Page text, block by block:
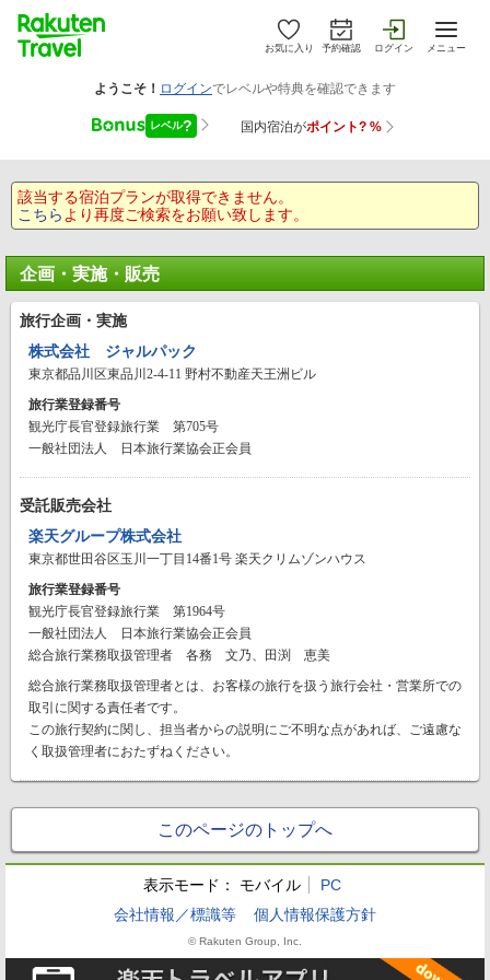
お気に入り 予約確認 ログイン メニュー
該当する宿泊プランが取得できません。
こちら より再度ご検索をお願い致します。
企画・実施・販売
旅行企画・実施
株式会社 ジャルパック
東京都品川区東品川2-4-11 野村不動産天王洲ビル
旅行業登録番号
観光庁長官登録旅行業 第705号
一般社団法人 日本旅行業協会正会員
受託販売会社
楽天グループ株式会社
東京都世田谷区玉川一丁目14番1号 楽天クリムゾンハウス
旅行業登録番号
観光庁長官登録旅行業 第1964号
一般社団法人 日本旅行業協会正会員
総合旅行業務取扱管理者 各務 文乃、田渕 恵美
総合旅行業務取扱管理者とは、お客様の旅行を扱う旅行会社・営業所での
取引に関する責任者です。
この旅行契約に関し、担当者からの説明にご不明な点があれば、ご遠慮な
く取扱管理者におたずねください。
このページのトップへ
表示モード： モバイル
PC
会社情報／標識等
個人情報保護方針
© Rakuten Group, Inc.